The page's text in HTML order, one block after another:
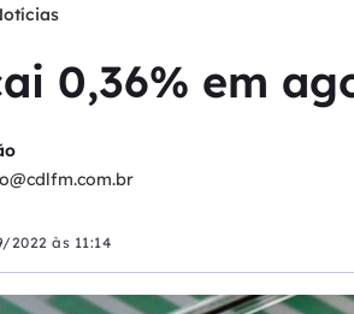
0,36% em
2022 às 11:14